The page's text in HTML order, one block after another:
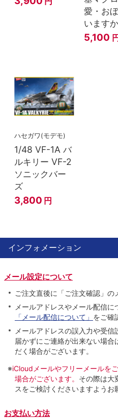
愛・お
いますか
5,100 円
ハセガワ(モデモ)
1/48 VF-1A バ
ルキリー VF-2
ソニックバー
ズ
3,800 円
インフォメーション
メール設定について
ご注文直後に「ご注文確認」の
メールアドレスやメール配信
「メール配信について」 をご確
メールアドレスの誤入力や受
届かずにご連絡が出来ない場
だく場合がございます。
※iCloudメールやフリーメールを
場合がございます。 その際は大
スをご検討くださいますようお
お支払い方法